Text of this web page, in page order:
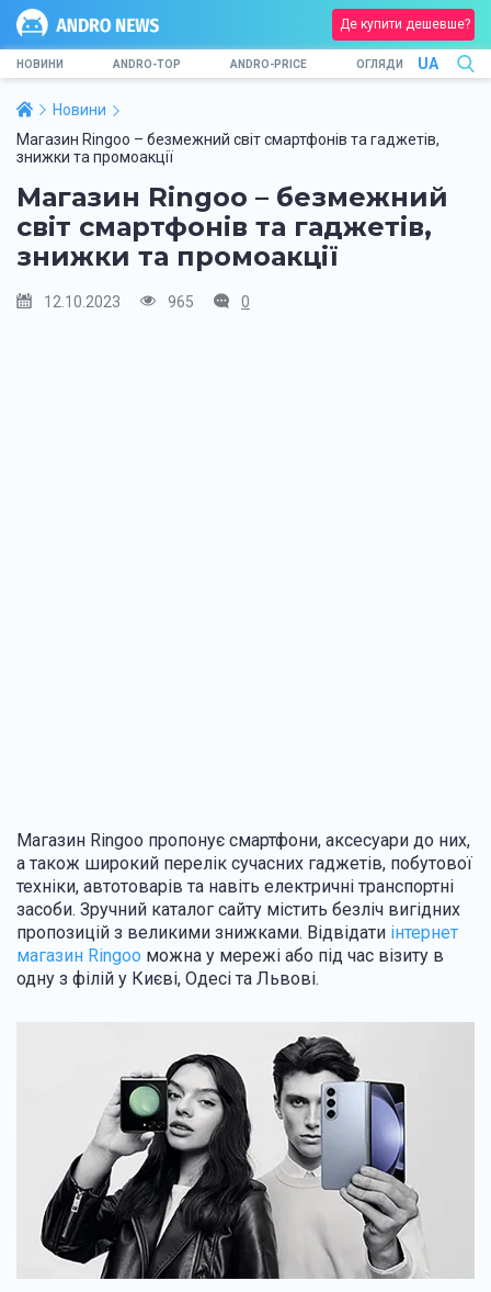
Де купити дешевше?
НОВИНИ ANDRO-TOP ANDRO-PRICE ОГЛЯДИ UA
Новини
Магазин Ringoo – безмежний світ смартфонів та гаджетів,
знижки та промоакції
Магазин Ringoo – безмежний
світ смартфонів та гаджетів,
знижки та промоакції
12.10.2023 965 0
Магазин Ringoo пропонує смартфони, аксесуари до них,
а також широкий перелік сучасних гаджетів, побутової
техніки, автотоварів та навіть електричні транспортні
засоби. Зручний каталог сайту містить безліч вигідних
пропозицій з великими знижками. Відвідати інтернет
магазин Ringoo можна у мережі або під час візиту в
одну з філій у Києві, Одесі та Львові.